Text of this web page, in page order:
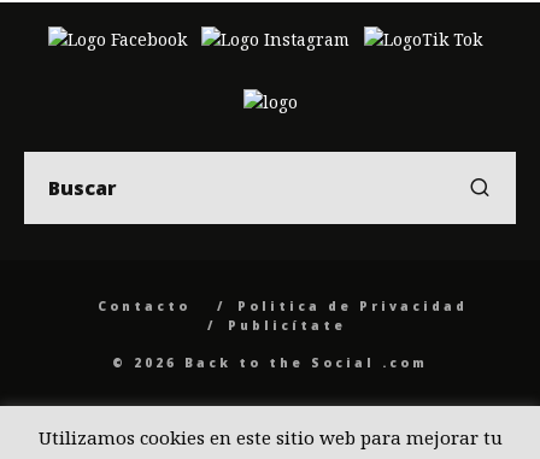
Contacto
Politica de Privacidad
Publicítate
© 2026 Back to the Social .com
Utilizamos cookies en este sitio web para mejorar tu